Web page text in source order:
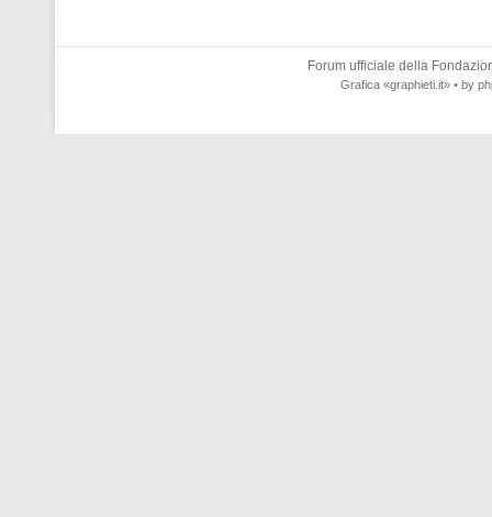
Forum ufficiale della
Grafica «graphieti.it» • by